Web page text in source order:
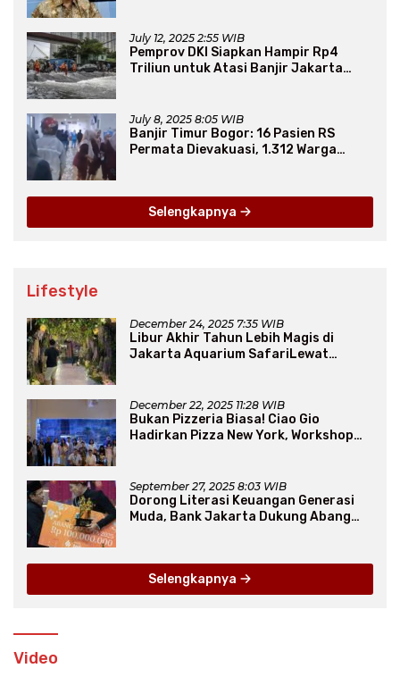
July 12, 2025 2:55 WIB
Pemprov DKI Siapkan Hampir Rp4
Triliun untuk Atasi Banjir Jakarta
July 8, 2025 8:05 WIB
Banjir Timur Bogor: 16 Pasien RS
Permata Dievakuasi, 1.312 Warga
Selengkapnya
Lifestyle
December 24, 2025 7:35 WIB
Libur Akhir Tahun Lebih Magis di
Jakarta Aquarium SafariLewat
December 22, 2025 11:28 WIB
Bukan Pizzeria Biasa! Ciao Gio
Hadirkan Pizza New York, Workshop
September 27, 2025 8:03 WIB
Dorong Literasi Keuangan Generasi
Muda, Bank Jakarta Dukung Abang
Selengkapnya
Video